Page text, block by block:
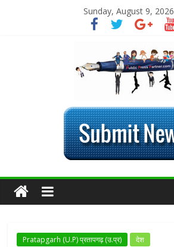
Sunday, August 9, 2026
Pratapgarh (U.P) प्रतापगढ़ (उ.प्र) देश